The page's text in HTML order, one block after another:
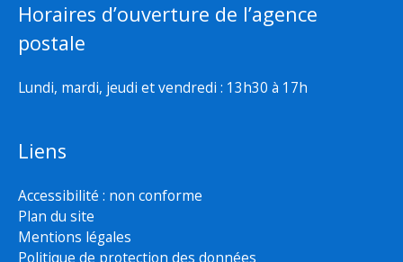
Horaires d’ouverture de l’agence
postale
Lundi, mardi, jeudi et vendredi : 13h30 à 17h
Liens
Accessibilité : non conforme
Plan du site
Mentions légales
Politique de protection des données